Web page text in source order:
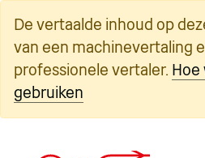
naar
inhoud
De vertaalde inhoud op
van een machinevertaling
professionele vertaler. Hoe
gebruiken